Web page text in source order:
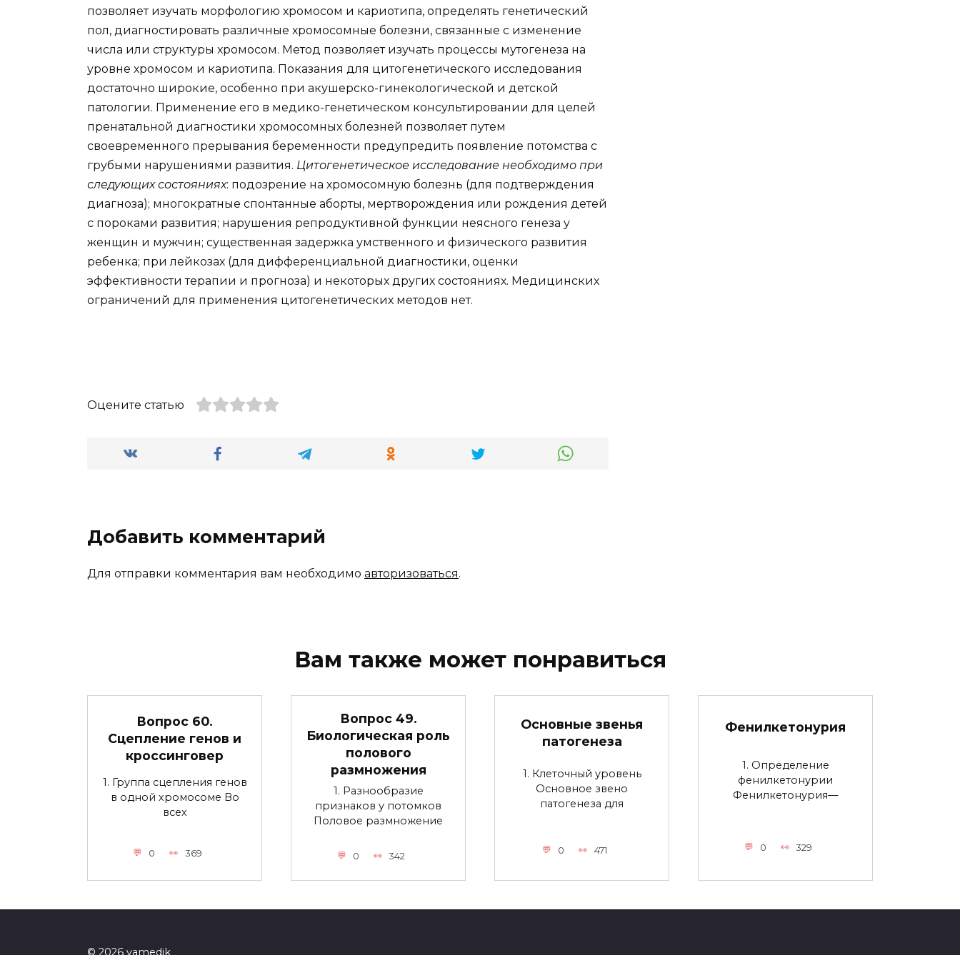
позволяет изучать морфологию хромосом и кариотипа, определять генетический
пол, диагностировать различные хромосомные болезни, связанные с изменение
числа или структуры хромосом. Метод позволяет изучать процессы мутогенеза на
уровне хромосом и кариотипа. Показания для цитогенетического исследования
достаточно широкие, особенно при акушерско-гинекологической и детской
патологии. Применение его в медико-генетическом консультировании для целей
пренатальной диагностики хромосомных болезней позволяет путем
своевременного прерывания беременности предупредить появление потомства с
грубыми нарушениями развития. Цитогенетическое исследование необходимо при
следующих состояниях: подозрение на хромосомную болезнь (для подтверждения
диагноза); многократные спонтанные аборты, мертворождения или рождения детей
с пороками развития; нарушения репродуктивной функции неясного генеза у
женщин и мужчин; существенная задержка умственного и физического развития
ребенка; при лейкозах (для дифференциальной диагностики, оценки
эффективности терапии и прогноза) и некоторых других состояниях. Медицинских
ограничений для применения цитогенетических методов нет.
Оцените статью
Добавить комментарий
Для отправки комментария вам необходимо авторизоваться.
Вам также может понравиться
Вопрос 60.
Сцепление генов и
кроссинговер
1. Группа сцепления генов
в одной хромосоме Во
всех
0 369
Вопрос 49.
Биологическая роль
полового
размножения
1. Разнообразие
признаков у потомков
Половое размножение
0 342
Основные звенья
патогенеза
1. Клеточный уровень
Основное звено
патогенеза для
0 471
Фенилкетонурия
1. Определение
фенилкетонурии
Фенилкетонурия—
0 329
© 2026 yamedik